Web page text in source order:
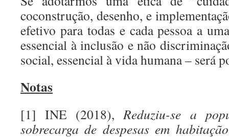
coconstrução, desenho, e
efetivo para todas e cada pessoa a
essencial à inclusão e não
social, essencial à vida humana – será
Notas
[1] INE (2018),Reduziu-se a
sobrecarga de despesas em habitação